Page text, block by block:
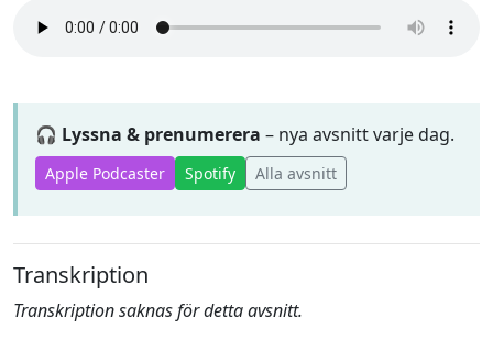
🎧 Lyssna & prenumerera – nya avsnitt varje dag.
Apple Podcaster Spotify Alla avsnitt
Transkription
Transkription saknas för detta avsnitt.